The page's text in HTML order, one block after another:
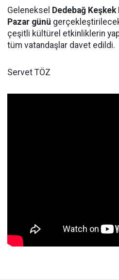
Geleneksel Dedebağ
Pazar günü
çeşitli kültürel etkinliklerin
tüm vatandaşlar davet edildi.
Servet TÖZ